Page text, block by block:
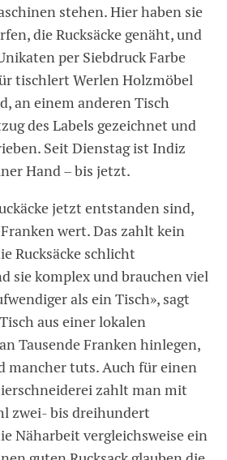
stehen. Hier haben sie
die Rucksäcke genäht, und
per Siebdruck Farbe
tischlert Werlen Holzmöbel
an einem anderen Tisch
des Labels gezeichnet und
Seit Dienstag ist Indiz
Hand – bis jetzt.
jetzt entstanden sind,
wert. Das zahlt kein
Rucksäcke schlicht
sie komplex und brauchen viel
als ein Tisch», sagt
aus einer lokalen
Tausende Franken hinlegen,
mancher tuts. Auch für einen
zahlt man mit
zwei- bis dreihundert
Näharbeit vergleichsweise ein